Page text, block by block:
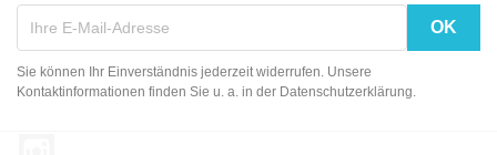
Sie können Ihr Einverständnis jederzeit widerrufen. Unsere
Kontaktinformationen finden Sie u. a. in der Datenschutzerklärung.